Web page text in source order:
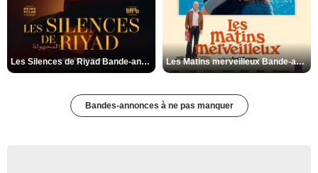
Les Silences de Riyad Bande-annonce VO STFR Les Matins merveilleux Bande-annonce VF
Bandes-annonces à ne pas manquer